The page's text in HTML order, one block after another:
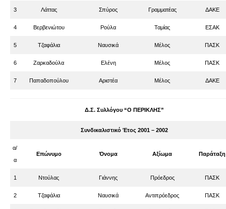
3 Λάττας Σπύρος Γραμματέας ΔΑΚΕ
4 Βερβενιώτου Ρούλα Ταμίας ΕΣΑΚ
5 Τζαφάλια Ναυσικά Μέλος ΠΑΣΚ
6 Ζαρκαδούλα Ελένη Μέλος ΠΑΣΚ
7 Παπαδοπούλου Αριστέα Μέλος ΔΑΚΕ
Δ.Σ. Συλλόγου “Ο ΠΕΡΙΚΛΗΣ”
Συνδικαλιστικό Έτος 2001 – 2002
α/
α
Επώνυμο Όνομα Αξίωμα Παράταξη
1 Ντούλας Γιάννης Πρόεδρος ΠΑΣΚ
2 Τζαφάλια Ναυσικά Αντιπρόεδρος ΠΑΣΚ